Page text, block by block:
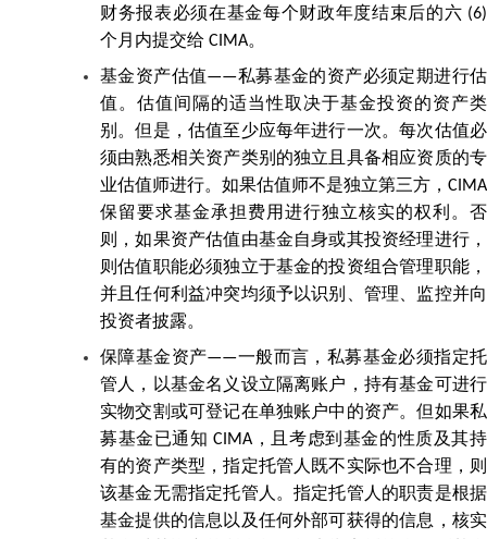
财务报表必须在基金每个财政年度结束后的六 (6)
个月内提交给 CIMA。
基金资产估值——私募基金的资产必须定期进行估
值。估值间隔的适当性取决于基金投资的资产类
别。但是，估值至少应每年进行一次。每次估值必
须由熟悉相关资产类别的独立且具备相应资质的专
业估值师进行。如果估值师不是独立第三方，CIMA
保留要求基金承担费用进行独立核实的权利。否
则，如果资产估值由基金自身或其投资经理进行，
则估值职能必须独立于基金的投资组合管理职能，
并且任何利益冲突均须予以识别、管理、监控并向
投资者披露。
保障基金资产——一般而言，私募基金必须指定托
管人，以基金名义设立隔离账户，持有基金可进行
实物交割或可登记在单独账户中的资产。但如果私
募基金已通知 CIMA，且考虑到基金的性质及其持
有的资产类型，指定托管人既不实际也不合理，则
该基金无需指定托管人。指定托管人的职责是根据
基金提供的信息以及任何外部可获得的信息，核实